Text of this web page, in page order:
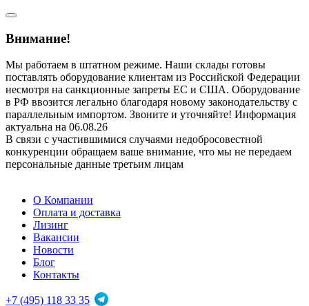
Внимание!
Мы работаем в штатном режиме. Наши склады готовы
поставлять оборудование клиентам из Российской Федерации
несмотря на санкционные запреты ЕС и США. Оборудование
в РФ ввозится легально благодаря новому законодательству с
параллельным импортом. Звоните и уточняйте! Информация
актуальна на 06.08.26
В связи с участившимися случаями недобросовестной
конкуренции обращаем ваше внимание, что мы не передаем
персональные данные третьим лицам
О Компании
Оплата и доставка
Лизинг
Вакансии
Новости
Блог
Контакты
+7 (495) 118 33 35